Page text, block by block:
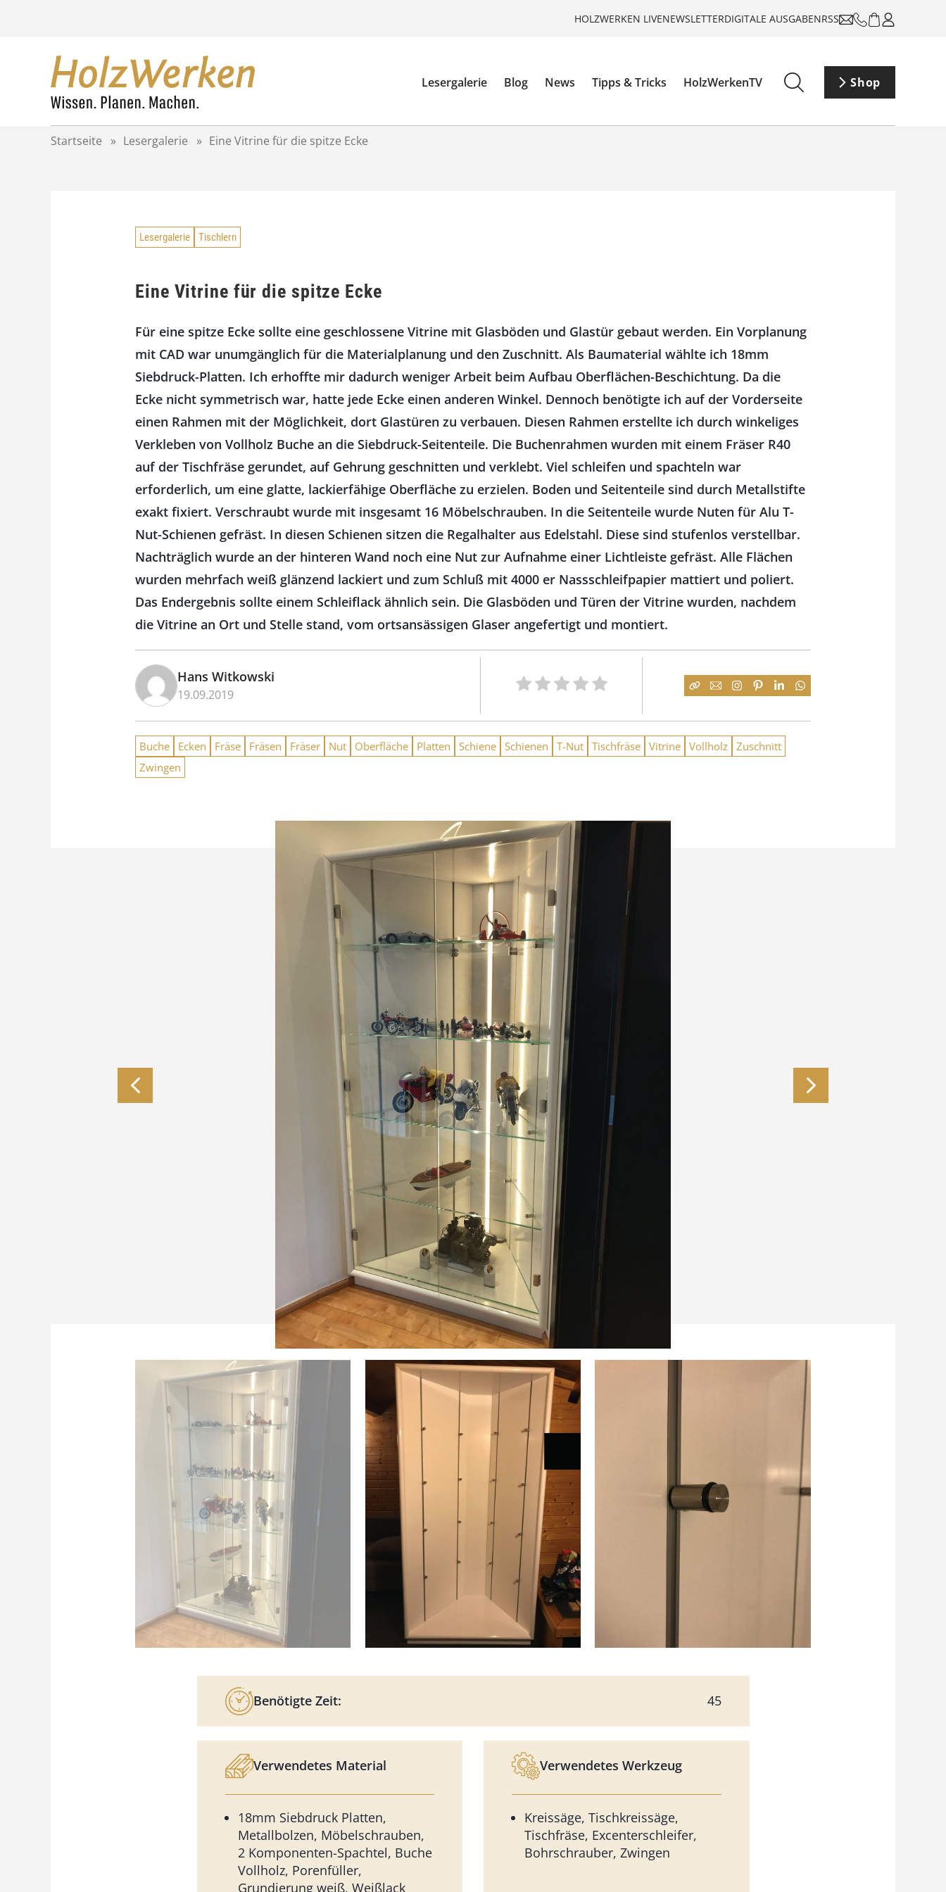
HOLZWERKEN LIVENEWSLETTERDIGITALE AUSGABENRSS
Lesergalerie Blog News Tipps & Tricks HolzWerkenTV Shop
Startseite » Lesergalerie » Eine Vitrine für die spitze Ecke
Lesergalerie Tischlern
Eine Vitrine für die spitze Ecke
Für eine spitze Ecke sollte eine geschlossene Vitrine mit Glasböden und Glastür gebaut werden. Ein Vorplanung
mit CAD war unumgänglich für die Materialplanung und den Zuschnitt. Als Baumaterial wählte ich 18mm
Siebdruck-Platten. Ich erhoffte mir dadurch weniger Arbeit beim Aufbau Oberflächen-Beschichtung. Da die
Ecke nicht symmetrisch war, hatte jede Ecke einen anderen Winkel. Dennoch benötigte ich auf der Vorderseite
einen Rahmen mit der Möglichkeit, dort Glastüren zu verbauen. Diesen Rahmen erstellte ich durch winkeliges
Verkleben von Vollholz Buche an die Siebdruck-Seitenteile. Die Buchenrahmen wurden mit einem Fräser R40
auf der Tischfräse gerundet, auf Gehrung geschnitten und verklebt. Viel schleifen und spachteln war
erforderlich, um eine glatte, lackierfähige Oberfläche zu erzielen. Boden und Seitenteile sind durch Metallstifte
exakt fixiert. Verschraubt wurde mit insgesamt 16 Möbelschrauben. In die Seitenteile wurde Nuten für Alu T-
Nut-Schienen gefräst. In diesen Schienen sitzen die Regalhalter aus Edelstahl. Diese sind stufenlos verstellbar.
Nachträglich wurde an der hinteren Wand noch eine Nut zur Aufnahme einer Lichtleiste gefräst. Alle Flächen
wurden mehrfach weiß glänzend lackiert und zum Schluß mit 4000 er Nassschleifpapier mattiert und poliert.
Das Endergebnis sollte einem Schleiflack ähnlich sein. Die Glasböden und Türen der Vitrine wurden, nachdem
die Vitrine an Ort und Stelle stand, vom ortsansässigen Glaser angefertigt und montiert.
Hans Witkowski
19.09.2019
Buche Ecken Fräse Fräsen Fräser Nut Oberfläche Platten Schiene Schienen T-Nut Tischfräse Vitrine Vollholz Zuschnitt
Zwingen
Benötigte Zeit: 45
Verwendetes Material
18mm Siebdruck Platten,
Metallbolzen, Möbelschrauben,
2 Komponenten-Spachtel, Buche
Vollholz, Porenfüller,
Grundierung weiß, Weißlack
Verwendetes Werkzeug
Kreissäge, Tischkreissäge,
Tischfräse, Excenterschleifer,
Bohrschrauber, Zwingen